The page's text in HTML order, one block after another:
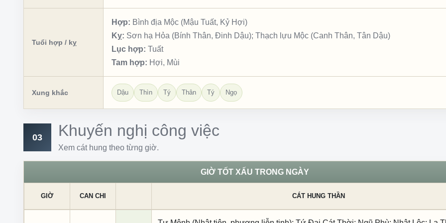
Tuổi hợp / kỵ
Hợp: Bình địa Mộc (Mậu Tuất, Kỷ Hợi)
Kỵ: Sơn hạ Hỏa (Bính Thân, Đinh Dậu); Thạch lựu Mộc (Canh Thân, Tân Dậu)
Lục hợp: Tuất
Tam hợp: Hợi, Mùi
Xung khắc Dậu Thìn Tý Thân Tý Ngọ
03 Khuyến nghị công việc
Xem cát hung theo từng giờ.
GIỜ TỐT XẤU TRONG NGÀY
GIỜ CAN CHI CÁT HUNG THẦN